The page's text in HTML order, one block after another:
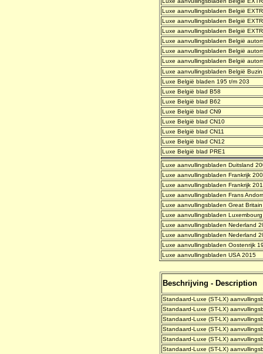
Luxe aanvullingsbladen België
Luxe aanvullingsbladen België
Luxe aanvullingsbladen België
Luxe aanvullingsbladen België
Luxe aanvullingsbladen België
Luxe aanvullingsbladen België
Luxe aanvullingsbladen België
Luxe België bladen 195 t/m 203
Luxe België blad B58
Luxe België blad B62
Luxe België blad CN9
Luxe België blad CN10
Luxe België blad CN11
Luxe België blad CN12
Luxe België blad PRE1
Luxe aanvullingsbladen Duitsland
Luxe aanvullingsbladen Frankrijk
Luxe aanvullingsbladen Frankrijk
Luxe aanvullingsbladen Frans
Luxe aanvullingsbladen Great
Luxe aanvullingsbladen
Luxe aanvullingsbladen Nederland
Luxe aanvullingsbladen Nederland
Luxe aanvullingsbladen Oostenrijk
Luxe aanvullingsbladen USA 2015
Beschrijving - Description
Standaard-Luxe (ST-LX)
Standaard-Luxe (ST-LX)
Standaard-Luxe (ST-LX)
Standaard-Luxe (ST-LX)
Standaard-Luxe (ST-LX)
Standaard-Luxe (ST-LX)